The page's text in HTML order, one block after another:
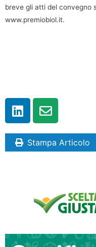
breve gli atti del convegno
www.premiobiol.it.
Stampa Articolo